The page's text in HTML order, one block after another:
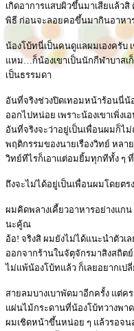
เกิดอาการแสบผิวขึ้นมาเสียแล้ว
พิธี ก่อนจะลอยคอขึ้นมากินอาหา
น้องโบ้ทนี่เป็นคนดูแลผมเองครับ
แหม…ก็น้องเขาเป็นนักกีฬาบาสเ
เป็นธรรมดา
อันที่จริงช่วงปิดเทอมหน้าร้อนนี่น้
ออกไปหน่อย เพราะน้องเขาเพิ่ง
อันที่จริงจะว่าอยู่เป็นเพื่อนผมก็ไ
พฤติกรรมของนายเรืองวิทย์ หลา
วิทย์ทีไรก็เอาแต่อมยิ้มทุกทีทั้ง ๆ
ถึงจะไม่ได้อยู่เป็นเพื่อนผมโดยต
ผมคิดพลางเคี้ยวอาหารอย่างแก
นะคู้ณ
อ้อ! จริงสิ ผมยังไม่ได้แนะนำตัวเ
ออกจากร้านในจัตุจักรมาสิงสถิต
ไม่แพ้น้องโบ้ทแล้ว ก็เลยอยากเป
สายลมบางเบาพัดมาอีกครั้ง แต่
แผ่นไม้กระดานที่น้องโบ้ทวางพา
ผมเชิดหน้าขึ้นหน่อย ๆ แล้วรอจ